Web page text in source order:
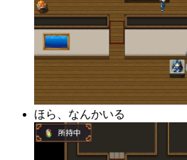
ほら、なんかいる